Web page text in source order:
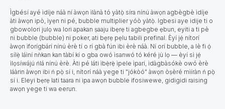
Ìgbésí ayé ìdíje náà ní àwọn ìlànà tó yàtọ̀ síra nínú àwọn agbègbè ìdíje
àti àwọn ipò, ìyẹn ni pé, bubble multiplier yóò yàtọ̀. Igbesi aye idije ti o
gbowolori julọ wa lori apakan ṣaaju ibẹrẹ ti agbegbe ẹbun, eyiti a ti pè
ni bubble (bubble) ni poker, ati bẹrẹ pẹlu tabili prefinal. Èyí jẹ́ nítorí
àwọn ìforígbárí nínú èrè tí o rí gbà fún ibi èrè náà. Ní orí bubble, a lè fi ọ́
sílẹ̀ láìní nǹkan kan tàbí kí o gba owó ìsanwó tó kéré jù lọ — èyí sì jẹ́
ìlọsíwájú ńlá nínú èrè. Àti pé láti ìbẹ̀rẹ̀ ìpele ìparí, ìdàgbàsókè owó èrè
láàrin àwọn ibi ń pọ̀ sí i, nítorí náà yege ti "jókòó" àwọn òṣèré mìíràn ń pọ̀
sí i. Eleyi bẹrẹ lati taara ni ipa awọn bubble ifosiwewe, gidigidi raising
awọn yege ti wa eerun.